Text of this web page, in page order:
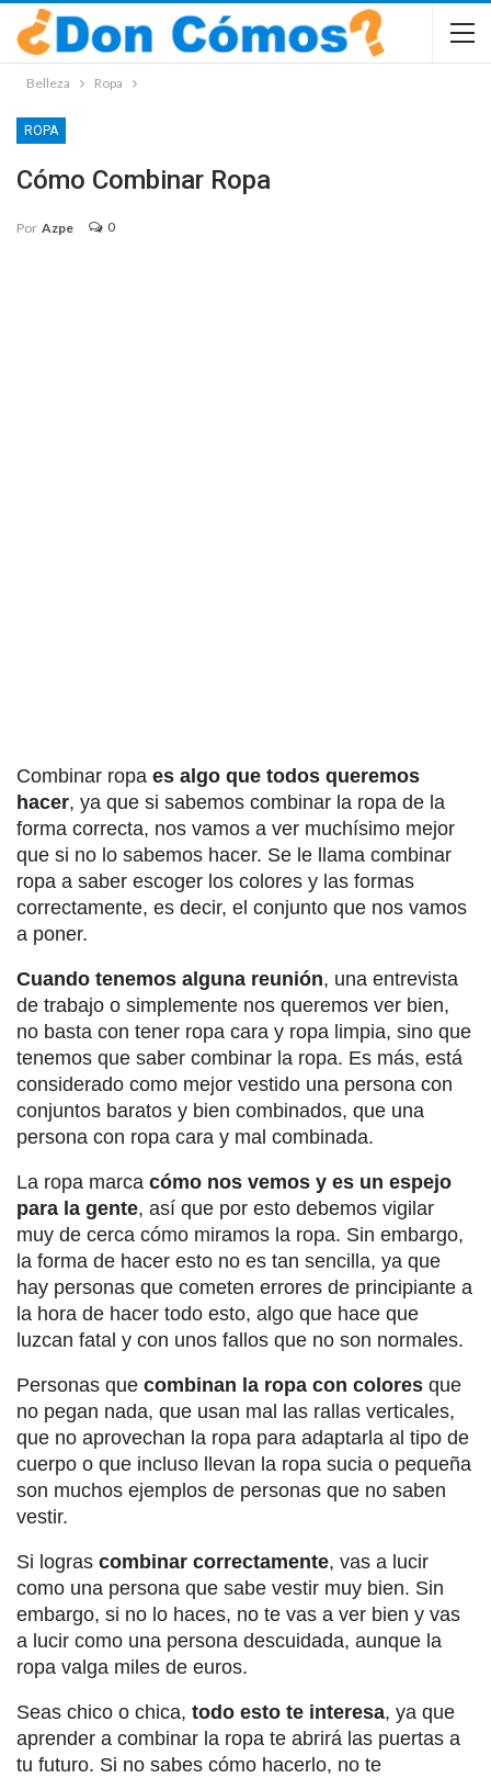
Belleza Ropa
ROPA
Cómo Combinar Ropa
Por Azpe 0
Combinar ropa es algo que todos queremos
hacer, ya que si sabemos combinar la ropa de la
forma correcta, nos vamos a ver muchísimo mejor
que si no lo sabemos hacer. Se le llama combinar
ropa a saber escoger los colores y las formas
correctamente, es decir, el conjunto que nos vamos
a poner.
Cuando tenemos alguna reunión, una entrevista
de trabajo o simplemente nos queremos ver bien,
no basta con tener ropa cara y ropa limpia, sino que
tenemos que saber combinar la ropa. Es más, está
considerado como mejor vestido una persona con
conjuntos baratos y bien combinados, que una
persona con ropa cara y mal combinada.
La ropa marca cómo nos vemos y es un espejo
para la gente, así que por esto debemos vigilar
muy de cerca cómo miramos la ropa. Sin embargo,
la forma de hacer esto no es tan sencilla, ya que
hay personas que cometen errores de principiante a
la hora de hacer todo esto, algo que hace que
luzcan fatal y con unos fallos que no son normales.
Personas que combinan la ropa con colores que
no pegan nada, que usan mal las rallas verticales,
que no aprovechan la ropa para adaptarla al tipo de
cuerpo o que incluso llevan la ropa sucia o pequeña
son muchos ejemplos de personas que no saben
vestir.
Si logras combinar correctamente, vas a lucir
como una persona que sabe vestir muy bien. Sin
embargo, si no lo haces, no te vas a ver bien y vas
a lucir como una persona descuidada, aunque la
ropa valga miles de euros.
Seas chico o chica, todo esto te interesa, ya que
aprender a combinar la ropa te abrirá las puertas a
tu futuro. Si no sabes cómo hacerlo, no te